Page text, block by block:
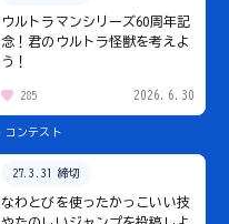
ウルトラマンシリーズ60周年記
念！君のウルトラ怪獣を考えよ
う！
285 2026.6.30
コンテスト
27.3.31 締切
なわとびを使ったかっこいい技